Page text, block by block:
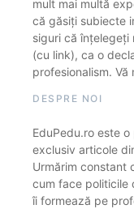
mult mai multă
că găsiți subiecte
siguri că înțelegeți
(cu link), ca o
profesionalism. Vă
DESPRE NOI
EduPedu.ro este
exclusiv articole
Urmărim constant
cum face politicile
îi formează pe